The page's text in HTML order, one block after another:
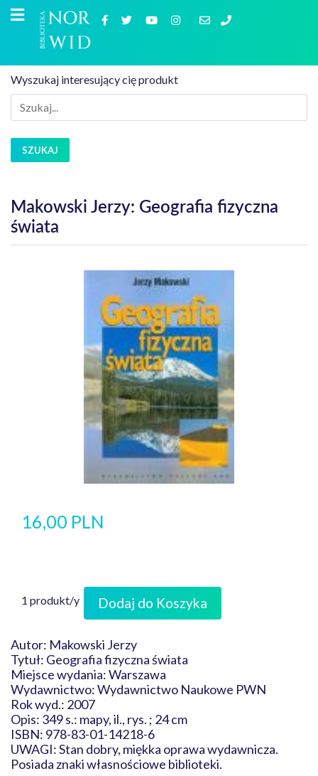
Wyszukaj interesujący cię produkt
SZUKAJ
Makowski Jerzy: Geografia fizyczna
świata
16,00 PLN
1 produkt/y Dodaj do Koszyka
Autor: Makowski Jerzy
Tytuł: Geografia fizyczna świata
Miejsce wydania: Warszawa
Wydawnictwo: Wydawnictwo Naukowe PWN
Rok wyd.: 2007
Opis: 349 s.: mapy, il., rys. ; 24 cm
ISBN: 978-83-01-14218-6
UWAGI: Stan dobry, miękka oprawa wydawnicza.
Posiada znaki własnościowe biblioteki.